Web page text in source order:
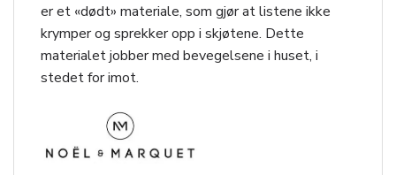
er et «dødt» materiale, som gjør at listene ikke
krymper og sprekker opp i skjøtene. Dette
materialet jobber med bevegelsene i huset, i
stedet for imot.